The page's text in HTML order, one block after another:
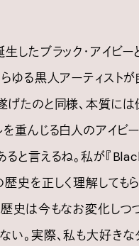
したブラック・アイビー
らゆる黒人アーティスト
げたのと同様、本質に
を重んじる白人のアイビ
ると言えるね。私が『
歴史を正しく理解しても
歴史は今もなお変化しつ
い。実際、私も大好きな